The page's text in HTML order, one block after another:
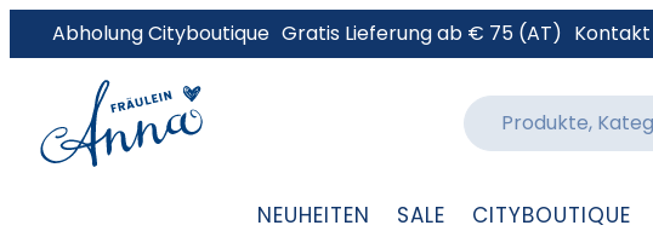
Abholung Cityboutique Gratis Lieferung ab € 75 (AT) Kontakt
NEUHEITEN SALE CITYBOUTIQUE